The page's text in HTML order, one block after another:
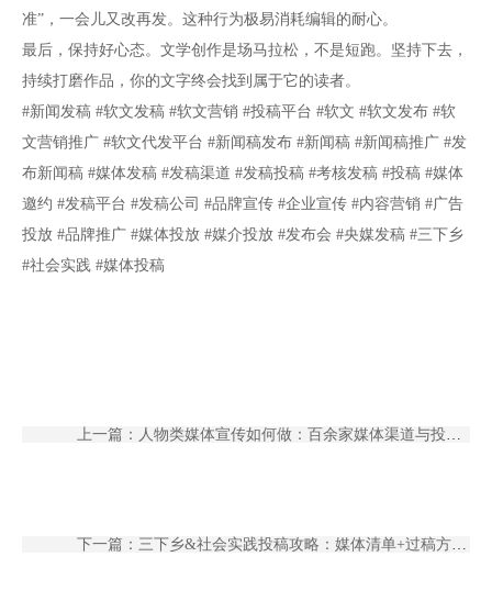
准”，一会儿又改再发。这种行为极易消耗编辑的耐心。
最后，保持好心态。文学创作是场马拉松，不是短跑。坚持下去，
持续打磨作品，你的文字终会找到属于它的读者。
#新闻发稿 #软文发稿 #软文营销 #投稿平台 #软文 #软文发布 #软
文营销推广 #软文代发平台 #新闻稿发布 #新闻稿 #新闻稿推广 #发
布新闻稿 #媒体发稿 #发稿渠道 #发稿投稿 #考核发稿 #投稿 #媒体
邀约 #发稿平台 #发稿公司 #品牌宣传 #企业宣传 #内容营销 #广告
投放 #品牌推广 #媒体投放 #媒介投放 #发布会 #央媒发稿 #三下乡
#社会实践 #媒体投稿
上一篇：人物类媒体宣传如何做：百余家媒体渠道与投稿技巧【萤石发稿】
下一篇：三下乡&社会实践投稿攻略：媒体清单+过稿方法【萤石发稿】